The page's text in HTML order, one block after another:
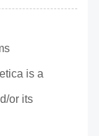
is a
or its